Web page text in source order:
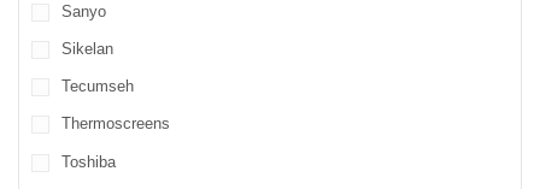
Sanyo
Sikelan
Tecumseh
Thermoscreens
Toshiba